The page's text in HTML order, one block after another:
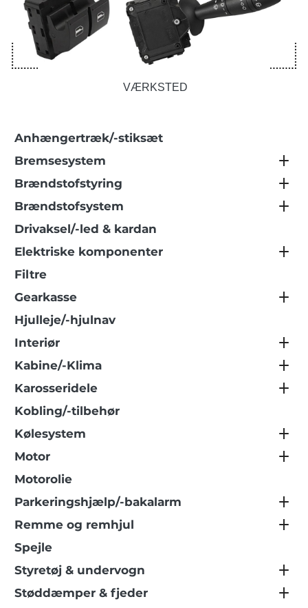
VÆRKSTED
Anhængertræk/-stiksæt
Bremsesystem
Brændstofstyring
Brændstofsystem
Drivaksel/-led & kardan
Elektriske komponenter
Filtre
Gearkasse
Hjulleje/-hjulnav
Interiør
Kabine/-Klima
Karosseridele
Kobling/-tilbehør
Kølesystem
Motor
Motorolie
Parkeringshjælp/-bakalarm
Remme og remhjul
Spejle
Styretøj & undervogn
Støddæmper & fjeder